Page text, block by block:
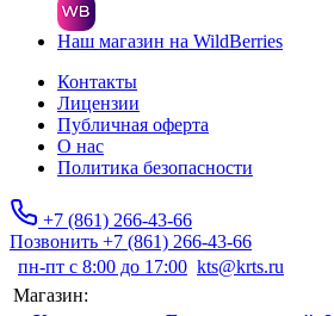
Наш магазин на WildBerries
Контакты
Лицензии
Публичная оферта
О нас
Политика безопасности
+7 (861) 266-43-66
Позвонить +7 (861) 266-43-66
пн-пт с 8:00 до 17:00 kts@krts.ru
Магазин: